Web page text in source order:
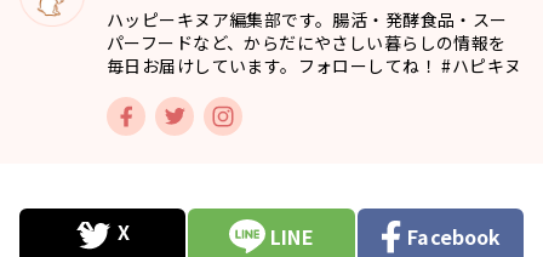
ハッピーキヌア編集部です。腸活・発酵食品・スー
パーフードなど、からだにやさしい暮らしの情報を
毎日お届けしています。フォローしてね！ #ハピキヌ
LINE Facebook